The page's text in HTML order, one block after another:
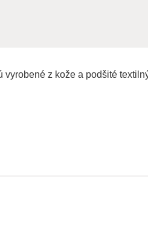
z kože a podšité